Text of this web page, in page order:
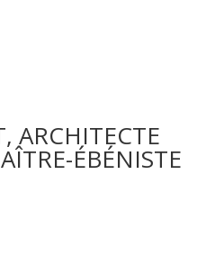
ARCHITECTE
ÉBÉNISTE